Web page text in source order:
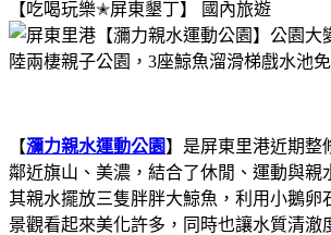
【吃喝玩樂✭屏東墾丁】
國內旅遊
【瀰力親水運動公園】是屏東里港近期整
鄰近旗山、美濃，結合了休閒、運動與親
其親水擺放三隻胖胖大鯨魚，利用小鵝卵
景觀看起來美化許多，同時也讓水質清澈